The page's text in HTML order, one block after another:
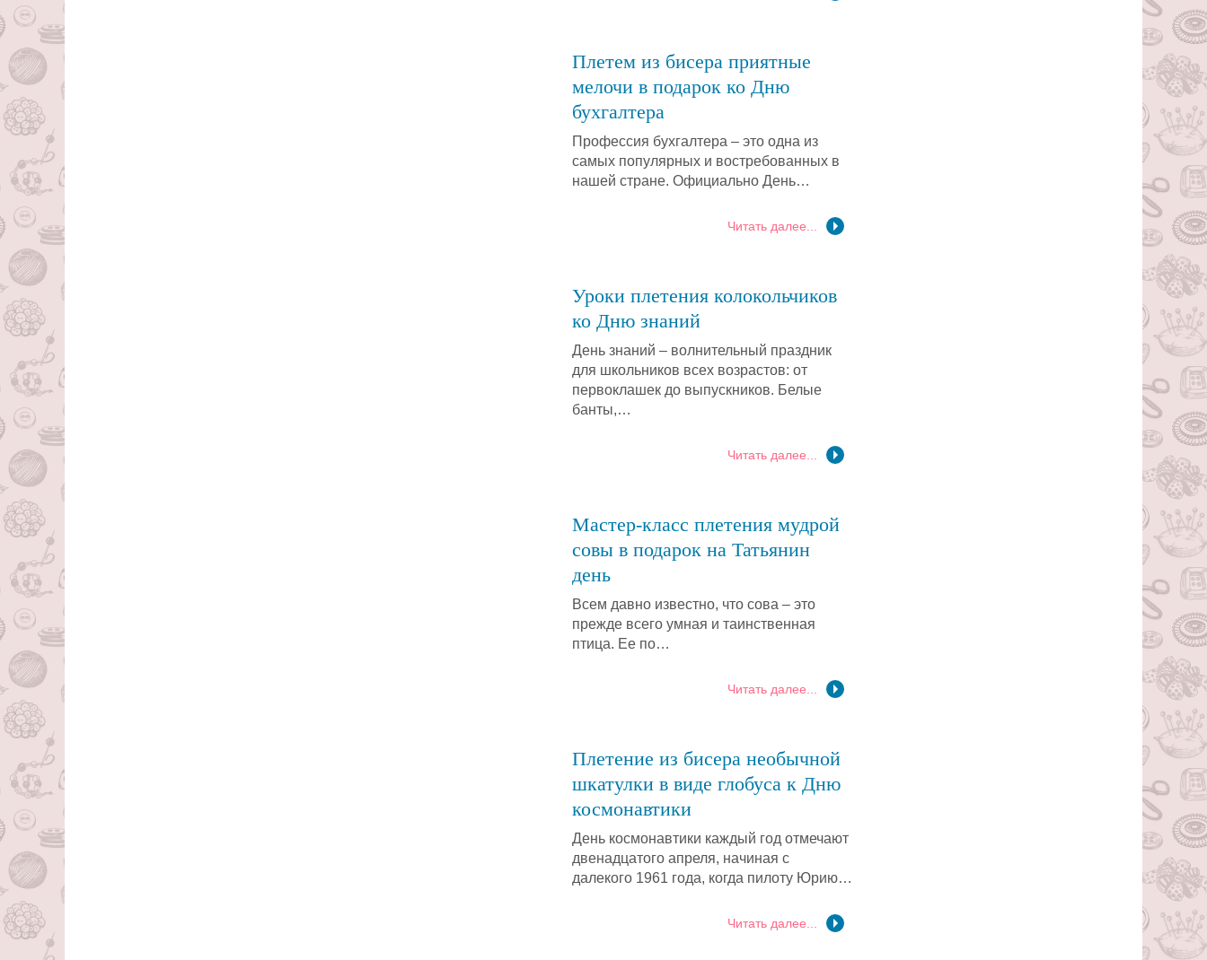
Плетем из бисера приятные
мелочи в подарок ко Дню
бухгалтера
Профессия бухгалтера – это одна из
самых популярных и востребованных в
нашей стране. Официально День…
Читать далее...
Уроки плетения колокольчиков
ко Дню знаний
День знаний – волнительный праздник
для школьников всех возрастов: от
первоклашек до выпускников. Белые
банты,…
Читать далее...
Мастер-класс плетения мудрой
совы в подарок на Татьянин
день
Всем давно известно, что сова – это
прежде всего умная и таинственная
птица. Ее по…
Читать далее...
Плетение из бисера необычной
шкатулки в виде глобуса к Дню
космонавтики
День космонавтики каждый год отмечают
двенадцатого апреля, начиная с
далекого 1961 года, когда пилоту Юрию…
Читать далее...